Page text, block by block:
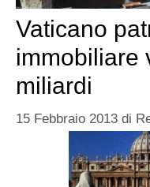
Vaticano
immobiliare
miliardi
15 Febbraio 2013 di